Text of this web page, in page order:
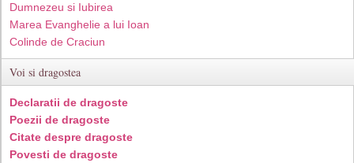
Dumnezeu si Iubirea
Marea Evanghelie a lui Ioan
Colinde de Craciun
Voi si dragostea
Declaratii de dragoste
Poezii de dragoste
Citate despre dragoste
Povesti de dragoste